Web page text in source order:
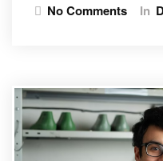
No Comments In